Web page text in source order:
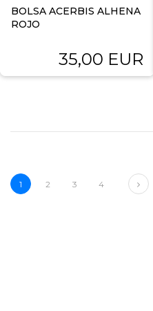
BOLSA ACERBIS ALHENA
ROJO
35,00 EUR
1 2 3 4 Next